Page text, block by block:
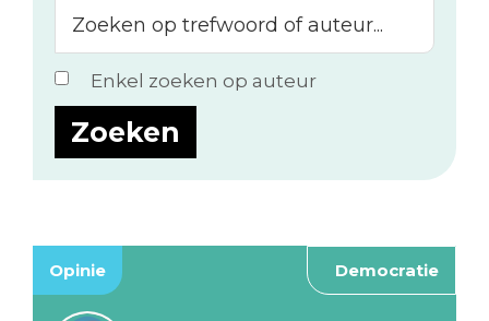
op
trefwoord
of
auteur...
Enkel zoeken op auteur
Opinie Democratie